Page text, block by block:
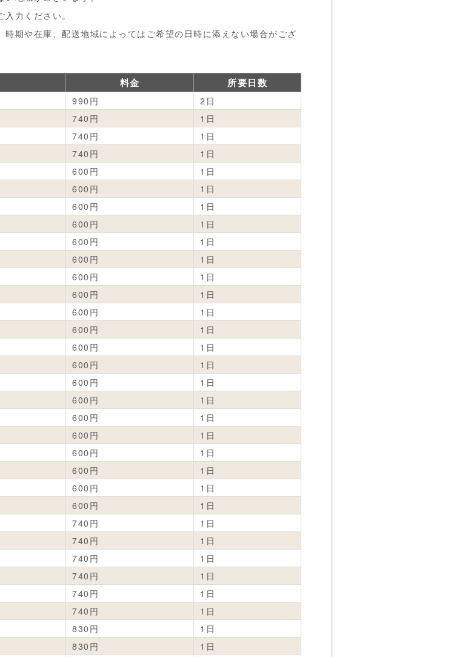
力ください。
期や在庫、配送地域によってはご希望の日時に添えない場合がござ
料金 所要日数
990円
2日
740円
1日
740円
1日
740円
1日
600円
1日
600円
1日
600円
1日
600円
1日
600円
1日
600円
1日
600円
1日
600円
1日
600円
1日
600円
1日
600円
1日
600円
1日
600円
1日
600円
1日
600円
1日
600円
1日
600円
1日
600円
1日
600円
1日
600円
1日
740円
1日
740円
1日
740円
1日
740円
1日
740円
1日
740円
1日
830円
1日
830円
1日